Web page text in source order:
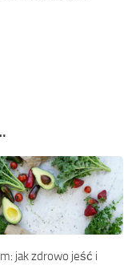
jak zdrowo jeść i